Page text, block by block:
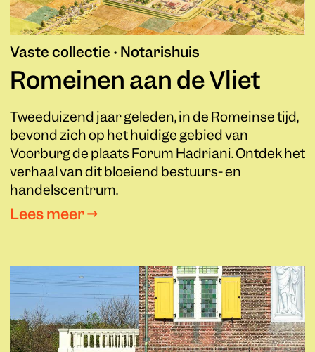
Vaste collectie • Notarishuis
Romeinen aan de Vliet
Tweeduizend jaar geleden, in de Romeinse tijd,
bevond zich op het huidige gebied van
Voorburg de plaats Forum Hadriani. Ontdek het
verhaal van dit bloeiend bestuurs- en
handelscentrum.
Lees meer →